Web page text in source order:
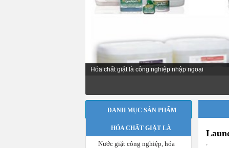
Hóa chất giặt là công nghiệp nhập ngoại
DANH MỤC SẢN PHẨM
HÓA CHẤT GIẶT LÀ
Nước giặt công nghiệp, hóa
,